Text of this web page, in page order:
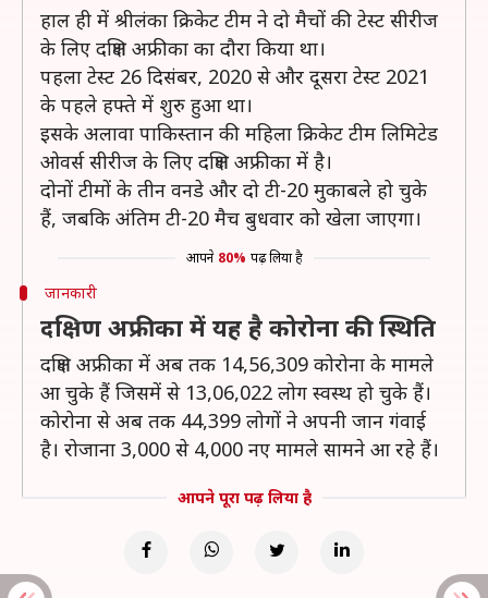
हाल ही में श्रीलंका क्रिकेट टीम ने दो मैचों की टेस्ट सीरीज
के लिए दक्षिण अफ्रीका का दौरा किया था।
पहला टेस्ट 26 दिसंबर, 2020 से और दूसरा टेस्ट 2021
के पहले हफ्ते में शुरु हुआ था।
इसके अलावा पाकिस्तान की महिला क्रिकेट टीम लिमिटेड
ओवर्स सीरीज के लिए दक्षिण अफ्रीका में है।
दोनों टीमों के तीन वनडे और दो टी-20 मुकाबले हो चुके
हैं, जबकि अंतिम टी-20 मैच बुधवार को खेला जाएगा।
आपने 80% पढ़ लिया है
जानकारी
दक्षिण अफ्रीका में यह है कोरोना की स्थिति
दक्षिण अफ्रीका में अब तक 14,56,309 कोरोना के मामले
आ चुके हैं जिसमें से 13,06,022 लोग स्वस्थ हो चुके हैं।
कोरोना से अब तक 44,399 लोगों ने अपनी जान गंवाई
है। रोजाना 3,000 से 4,000 नए मामले सामने आ रहे हैं।
आपने पूरा पढ़ लिया है